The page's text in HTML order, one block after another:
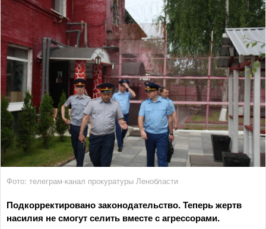
Фото: телеграм-канал прокуратуры Ленобласти
Подкорректировано законодательство. Теперь жертв
насилия не смогут селить вместе с агрессорами.